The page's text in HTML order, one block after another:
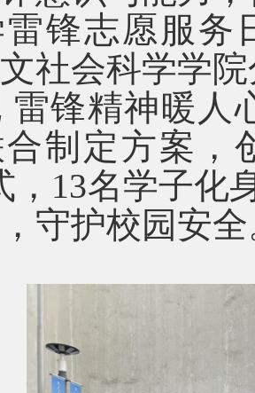
锋志愿服务
社会科学学
雷锋精神暖人
制定方案，
13名学子化
守护校园安